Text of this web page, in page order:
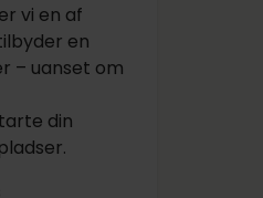
vi en af
en
– uanset om
din